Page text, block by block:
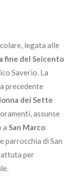
legata alle
fine del Seicento
Saverio. La
precedente
dei Sette
assunse
a San Marco
parrocchia di San
per